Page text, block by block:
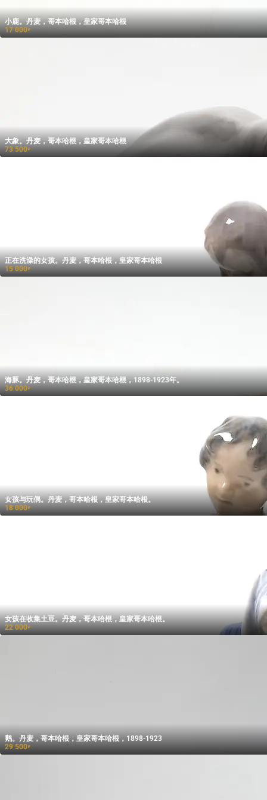
小鹿。丹麦，哥本哈根，皇家哥本哈根
17 000₽
大象。丹麦，哥本哈根，皇家哥本哈根
73 500₽
正在洗澡的女孩。丹麦，哥本哈根，皇家哥本哈根
15 000₽
海豚。丹麦，哥本哈根，皇家哥本哈根，1898-1923年。
36 000₽
女孩与玩偶。丹麦，哥本哈根，皇家哥本哈根。
18 000₽
女孩在收集土豆。丹麦，哥本哈根，皇家哥本哈根。
22 000₽
鹅。丹麦，哥本哈根，皇家哥本哈根，1898-1923
29 500₽